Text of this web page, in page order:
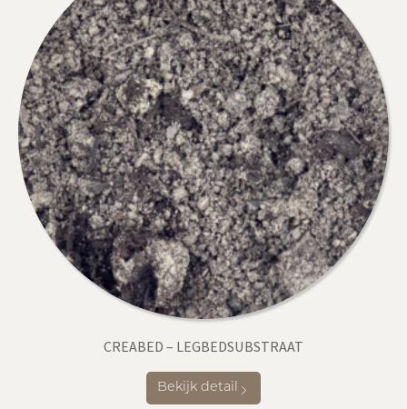
CREABED – LEGBEDSUBSTRAAT
Bekijk detail